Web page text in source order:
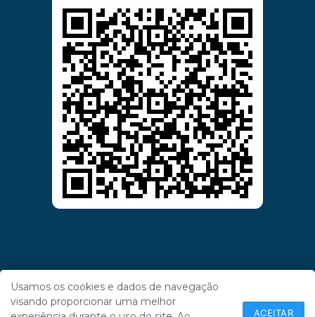
Usamos os cookies e dados de navegação
visando proporcionar uma melhor
ACEITAR